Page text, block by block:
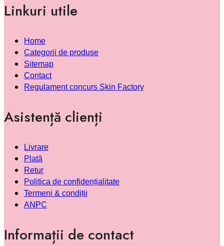
Linkuri utile
Home
Categorii de produse
Sitemap
Contact
Regulament concurs Skin Factory
Asistență clienți
Livrare
Plată
Retur
Politica de confidențialitate
Termeni & condiții
ANPC
Informații de contact